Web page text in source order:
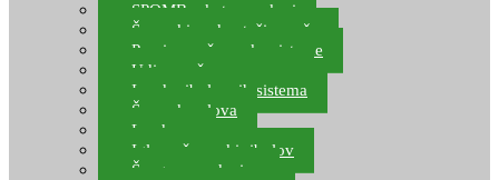
SPOMB rakete, markeri
Šaranski podmetači, mreže
Pernice za šaranske sisteme
Udice za šarana, amura
Izrada ribolovnih sistema
Šaranska olova
Leadcore
Igle za šaranski ribolov
Špage, upredenice